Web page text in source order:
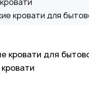
кровати для